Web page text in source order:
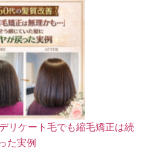
リケート毛でも縮毛矯正は続
た実例